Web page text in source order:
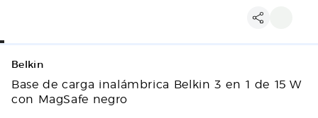
Belkin
Base de carga inalámbrica Belkin 3 en 1 de 15 W
con MagSafe negro